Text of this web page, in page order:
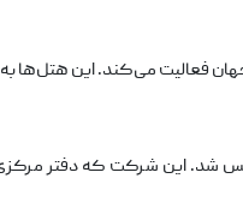
ترکیه تاسیس شد. این شرکت که